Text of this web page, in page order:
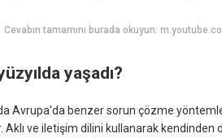
Cevabın tamamını burada okuyun:
yaşadı?
Avrupa'da benzer sorun çözme
Aklı ve iletişim dilini kullanarak